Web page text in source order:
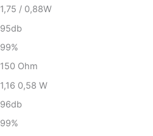
1,75 / 0,88W
95db
99%
150 Ohm
1,16 0,58 W
96db
99%